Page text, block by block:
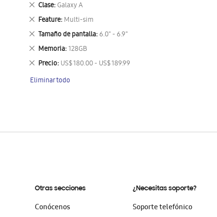
artículo
Clase Galaxy A
Eliminar
este
artículo
Feature Multi-sim
Eliminar
este
artículo
Tamaño de pantalla 6.0" - 6.9"
Eliminar
este
artículo
Memoria 128GB
Eliminar
este
artículo
Precio US$ 180.00 - US$ 189.99
Eliminar
artículo
Eliminar todo
Otras secciones
Conócenos
¿Necesitas soporte?
Soporte telefónico